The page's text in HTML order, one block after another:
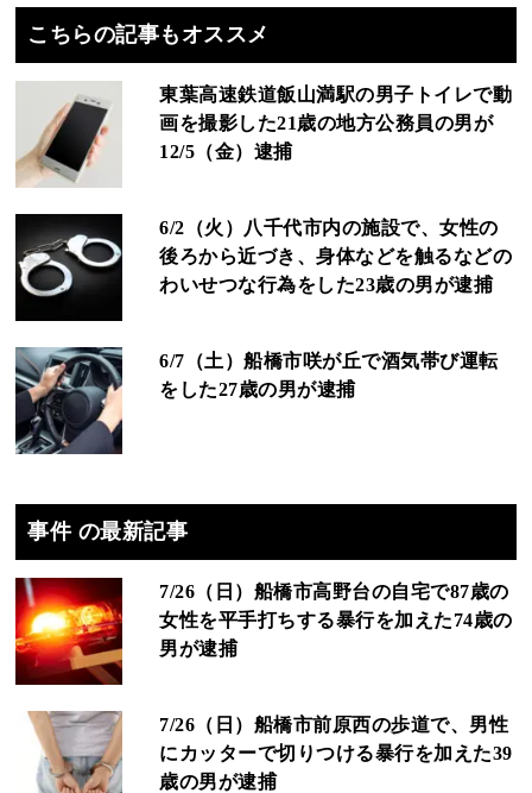
こちらの記事もオススメ
東葉高速鉄道飯山満駅の男子トイレで動
画を撮影した21歳の地方公務員の男が
12/5（金）逮捕
6/2（火）八千代市内の施設で、女性の
後ろから近づき、身体などを触るなどの
わいせつな行為をした23歳の男が逮捕
6/7（土）船橋市咲が丘で酒気帯び運転
をした27歳の男が逮捕
事件 の最新記事
7/26（日）船橋市高野台の自宅で87歳の
女性を平手打ちする暴行を加えた74歳の
男が逮捕
7/26（日）船橋市前原西の歩道で、男性
にカッターで切りつける暴行を加えた39
歳の男が逮捕